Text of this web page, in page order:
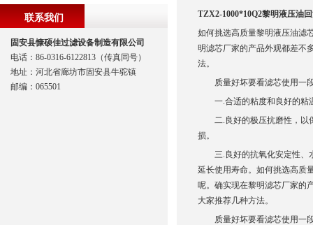
TZX2-1000*10Q2黎明液压油
如何挑选高质量黎明液压油滤
明滤芯厂家的产品外观都差不
法。
质量好坏要看滤芯使用一段
一.合适的粘度和良好的粘温
二.良好的极压抗磨性，以保
损。
三.良好的抗氧化安定性、水
延长使用寿命。如何挑选高质
呢。确实现在黎明滤芯厂家的
大家推荐几种方法。
质量好坏要看滤芯使用一段
联系我们
固安县慷硕佳过滤设备制造有限公司
电话：86-0316-6122813（传真同号）
地址：河北省廊坊市固安县牛驼镇
邮编：065501